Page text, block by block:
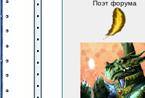
Поэт форума